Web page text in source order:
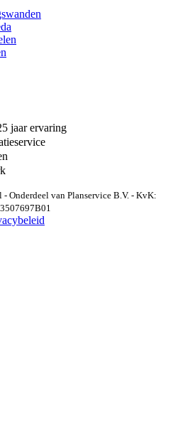
jaar ervaring
van Planservice B.V. - KvK: